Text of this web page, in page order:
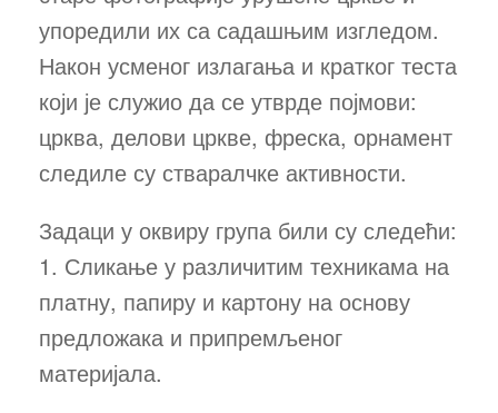
упоредили их са садашњим изгледом.
Након усменог излагања и кратког теста
који је служио да се утврде појмови:
црква, делови цркве, фреска, орнамент
следиле су стваралчке активности.
Задаци у оквиру група били су следећи:
1. Сликање у различитим техникама на
платну, папиру и картону на основу
предложака и припремљеног
материјала.